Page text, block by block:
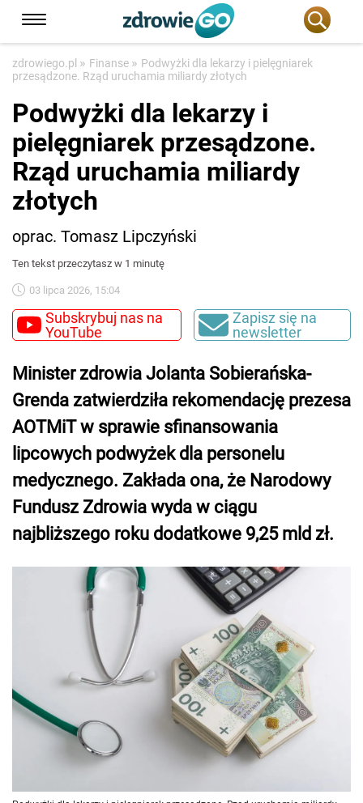
zdrowiego.pl » Finanse » Podwyżki dla lekarzy i pielęgniarek
przesądzone. Rząd uruchamia miliardy złotych
Podwyżki dla lekarzy i
pielęgniarek przesądzone.
Rząd uruchamia miliardy
złotych
oprac. Tomasz Lipczyński
Ten tekst przeczytasz w 1 minutę
03 lipca 2026, 15:04
Subskrybuj nas na
YouTube
Zapisz się na
newsletter
Minister zdrowia Jolanta Sobierańska-
Grenda zatwierdziła rekomendację prezesa
AOTMiT w sprawie sfinansowania
lipcowych podwyżek dla personelu
medycznego. Zakłada ona, że Narodowy
Fundusz Zdrowia wyda w ciągu
najbliższego roku dodatkowe 9,25 mld zł.